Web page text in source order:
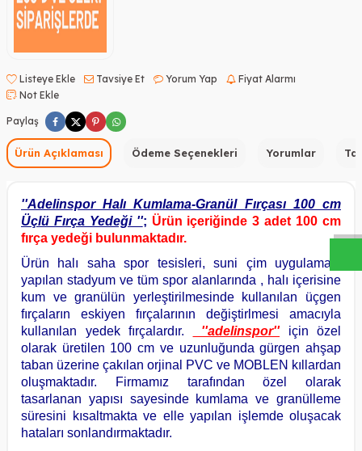
W
h
a
s
a
p
p
D
e
s
t
e
H
a
t
t
Listeye Ekle Tavsiye Et Yorum Yap
Fiyat Alarmı
Not Ekle
Paylaş
Ürün Açıklaması Ödeme Seçenekleri Yorumlar
''Adelinspor Halı Kumlama-Granül Fırçası 100 cm
Üçlü Fırça Yedeği ''; Ürün içeriğinde 3 adet 100 cm
fırça yedeği bulunmaktadır.
Ürün halı saha spor tesisleri, suni çim uygulaması
yapılan stadyum ve tüm spor alanlarında , halı içerisine
kum ve granülün yerleştirilmesinde kullanılan üçgen
fırçaların eskiyen fırçalarının değiştirlmesi amacıyla
kullanılan yedek fırçalardır.
''adelinspor''için özel
olarak üretilen 100 cm ve uzunluğunda gürgen ahşap
taban üzerine çakılan orjinal PVC ve MOBLEN kıllardan
oluşmaktadır. Firmamız tarafından özel olarak
tasarlanan yapısı sayesinde kumlama ve granülleme
süresini kısaltmakta ve elle yapılan işlemde oluşacak
hataları sonlandırmaktadır.